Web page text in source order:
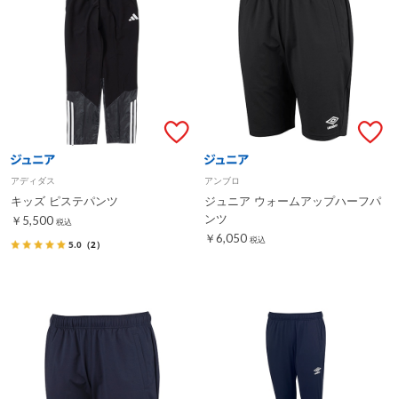
アディダス
キッズ ピステパンツ
￥5,500 税込
5.0 （2）
アンブロ
ジュニア ウォームアップハーフパ
ンツ
￥6,050 税込